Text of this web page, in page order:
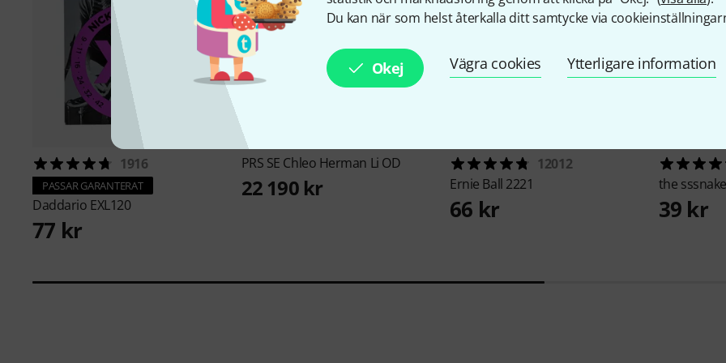
Du kan när som helst återkalla ditt samtycke via
Okej Vägra cookies Ytterligare information
1916
PASSAR GARANTERAT
Daddario EXL120
77 kr
PRS SE Chleo Herman Li OD
22 190 kr
12012
Ernie Ball 2221
66 kr
the sssnake
39 kr